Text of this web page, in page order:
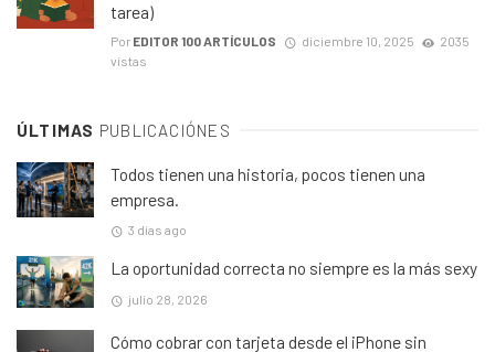
tarea)
Por EDITOR 100 ARTÍCULOS diciembre 10, 2025
2035
vistas
ÚLTIMAS PUBLICACIÓNES
Todos tienen una historia, pocos tienen una
empresa.
3 días ago
La oportunidad correcta no siempre es la más sexy
julio 28, 2026
Cómo cobrar con tarjeta desde el iPhone sin